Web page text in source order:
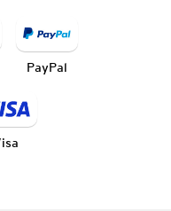
PayPal